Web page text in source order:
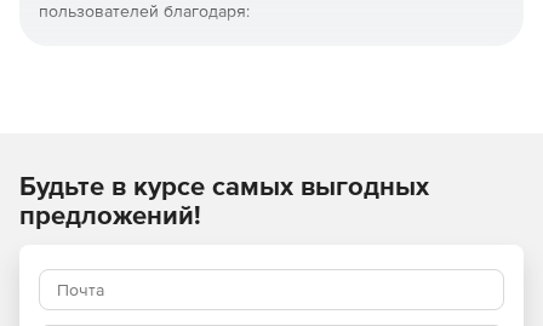
пользователей благодаря:
Области использования:
дизайн интерьеров.
Будьте в курсе самых выгодных
предложений!